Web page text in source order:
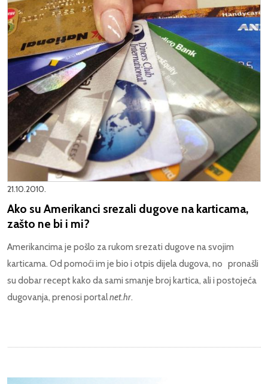
21.10.2010.
Ako su Amerikanci srezali dugove na karticama,
zašto ne bi i mi?
Amerikancima je pošlo za rukom srezati dugove na svojim
karticama. Od pomoći im je bio i otpis dijela dugova, no pronašli
su dobar recept kako da sami smanje broj kartica, ali i postojeća
dugovanja, prenosi portalnet.hr.